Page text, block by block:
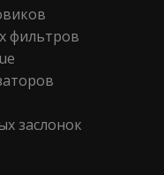
фильтров
заслонок